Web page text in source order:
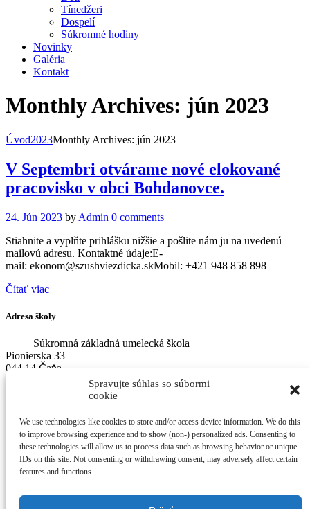
Spravujte súhlas so súbormi
cookie
We use technologies like cookies to store and/or access device information. We do this
to improve browsing experience and to show (non-) personalized ads. Consenting to
these technologies will allow us to process data such as browsing behavior or unique
IDs on this site. Not consenting or withdrawing consent, may adversely affect certain
features and functions.
Tínedžeri
Dospelí
Súkromné hodiny
Novinky
Galéria
Kontakt
Monthly Archives: jún 2023
Úvod2023Monthly Archives: jún 2023
V Septembri otvárame nové elokované
pracovisko v obci Bohdanovce.
24. Jún 2023 by Admin 0 comments
Stiahnite a vyplňte prihlášku nižšie a pošlite nám ju na uvedenú
mailovú adresu. Kontaktné údaje:E-
mail: ekonom@szushviezdicka.skMobil: +421 948 858 898
Čítať viac
Adresa školy
Súkromná základná umelecká škola
Pionierska 33
044 14 Čaňa
Strojárenská 3, Košice – sídlo zriaďovateľa a vedenia
školy
Hlavná 346, Nižná Myšľa
Košická Polianka 148
Školská 94, Trstené pri Hornáde